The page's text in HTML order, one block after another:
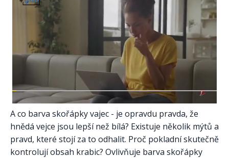
A co barva skořápky vajec - je opravdu pravda, že
hnědá vejce jsou lepší než bílá? Existuje několik mýtů a
pravd, které stojí za to odhalit. Proč pokladní skutečně
kontrolují obsah krabic? Ovlivňuje barva skořápky